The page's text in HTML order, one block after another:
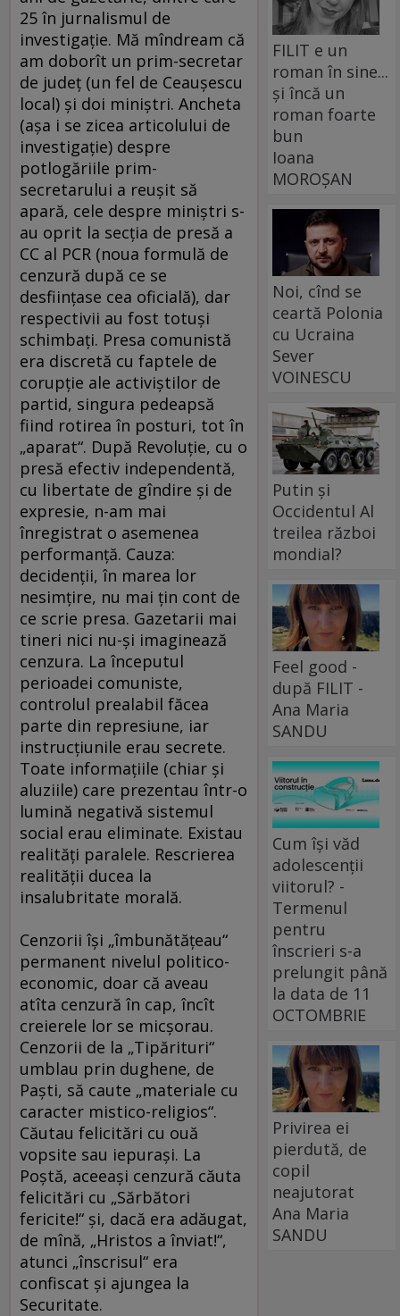
25 în jurnalismul de
investigaţie. Mă mîndream că
am doborît un prim-secretar
de judeţ (un fel de Ceauşescu
local) şi doi miniştri. Ancheta
(aşa i se zicea articolului de
investigaţie) despre
potlogăriile prim-
secretarului a reuşit să
apară, cele despre miniştri s-
au oprit la secţia de presă a
CC al PCR (noua formulă de
cenzură după ce se
desfiinţase cea oficială), dar
respectivii au fost totuşi
schimbaţi. Presa comunistă
era discretă cu faptele de
corupţie ale activiştilor de
partid, singura pedeapsă
fiind rotirea în posturi, tot în
„aparat“. După Revoluţie, cu o
presă efectiv independentă,
cu libertate de gîndire şi de
expresie, n-am mai
înregistrat o asemenea
performanţă. Cauza:
decidenţii, în marea lor
nesimţire, nu mai ţin cont de
ce scrie presa. Gazetarii mai
tineri nici nu-şi imaginează
cenzura. La începutul
perioadei comuniste,
controlul prealabil făcea
parte din represiune, iar
instrucţiunile erau secrete.
Toate informaţiile (chiar şi
aluziile) care prezentau într-o
lumină negativă sistemul
social erau eliminate. Existau
realităţi paralele. Rescrierea
realităţii ducea la
insalubritate morală.
Cenzorii îşi „îmbunătăţeau“
permanent nivelul politico-
economic, doar că aveau
atîta cenzură în cap, încît
creierele lor se micşorau.
Cenzorii de la „Tipărituri“
umblau prin dughene, de
Paşti, să caute „materiale cu
caracter mistico-religios“.
Căutau felicitări cu ouă
vopsite sau iepuraşi. La
Poştă, aceeaşi cenzură căuta
felicitări cu „Sărbători
fericite!“ şi, dacă era adăugat,
de mînă, „Hristos a înviat!“,
atunci „înscrisul“ era
confiscat şi ajungea la
Securitate.
FILIT e un
roman în sine...
și încă un
roman foarte
bun
Ioana
MOROȘAN
Noi, cînd se
ceartă Polonia
cu Ucraina
Sever
VOINESCU
Putin și
Occidentul Al
treilea război
mondial?
Feel good -
după FILIT -
Ana Maria
SANDU
Cum își văd
adolescenții
viitorul? -
Termenul
pentru
înscrieri s-a
prelungit până
la data de 11
OCTOMBRIE
Privirea ei
pierdută, de
copil
neajutorat
Ana Maria
SANDU